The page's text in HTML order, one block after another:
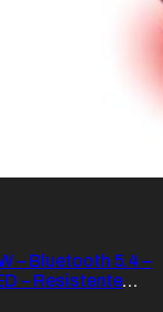
– Bluetooth 5.4 –
– Resistente